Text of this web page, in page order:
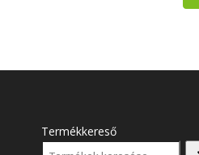
Termékkereső